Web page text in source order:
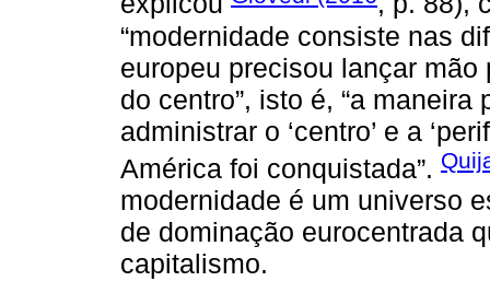
“modernidade consiste nas
europeu precisou lançar
do centro”, isto é, “a
administrar o ‘centro’ e a
América foi conquistada”.
modernidade é um universo
de dominação eurocentrada
capitalismo.